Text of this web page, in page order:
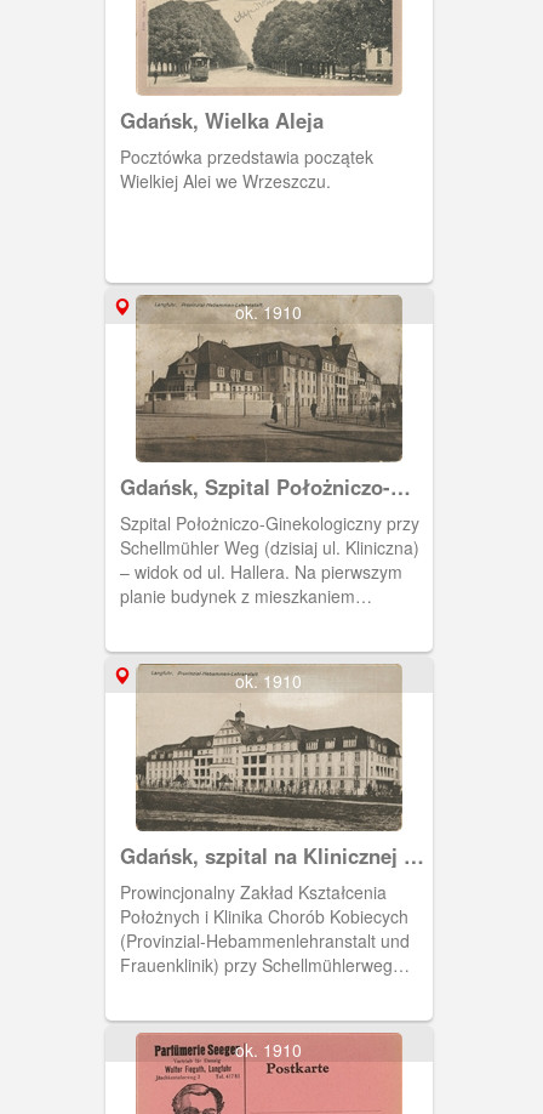
Gdańsk, Wielka Aleja
Pocztówka przedstawia początek
Wielkiej Alei we Wrzeszczu.
ok. 1910
Gdańsk, Szpital Położniczo-
Ginekologiczny
Szpital Położniczo-Ginekologiczny przy
Schellmühler Weg (dzisiaj ul. Kliniczna)
– widok od ul. Hallera. Na pierwszym
planie budynek z mieszkaniem
ok. 1910
Gdańsk, szpital na Klinicznej we
Wrzeszczu.
Prowincjonalny Zakład Kształcenia
Położnych i Klinika Chorób Kobiecych
(Provinzial-Hebammenlehranstalt und
Frauenklinik) przy Schellmühlerweg
ok. 1910